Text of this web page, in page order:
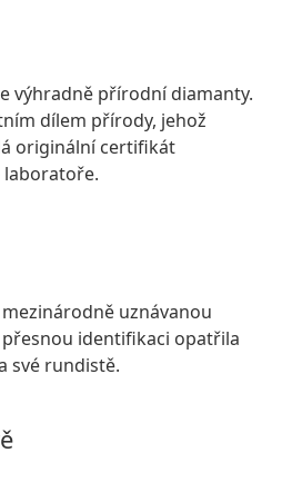
výhradně přírodní diamanty.
dílem přírody, jehož
originální certifikát
laboratoře.
uznávanou
identifikaci opatřila
své rundistě.